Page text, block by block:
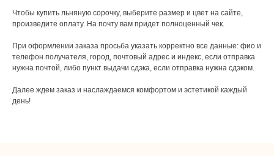
Чтобы купить льняную сорочку, выберите размер и цвет на сайте,
произведите оплату. На почту вам придет полноценный чек.
При оформлении заказа просьба указать корректно все данные: фио и
телефон получателя, город, почтовый адрес и индекс, если отправка
нужна почтой, либо пункт выдачи сдэка, если отправка нужна сдэком.
Далее ждем заказ и наслаждаемся комфортом и эстетикой каждый
день!